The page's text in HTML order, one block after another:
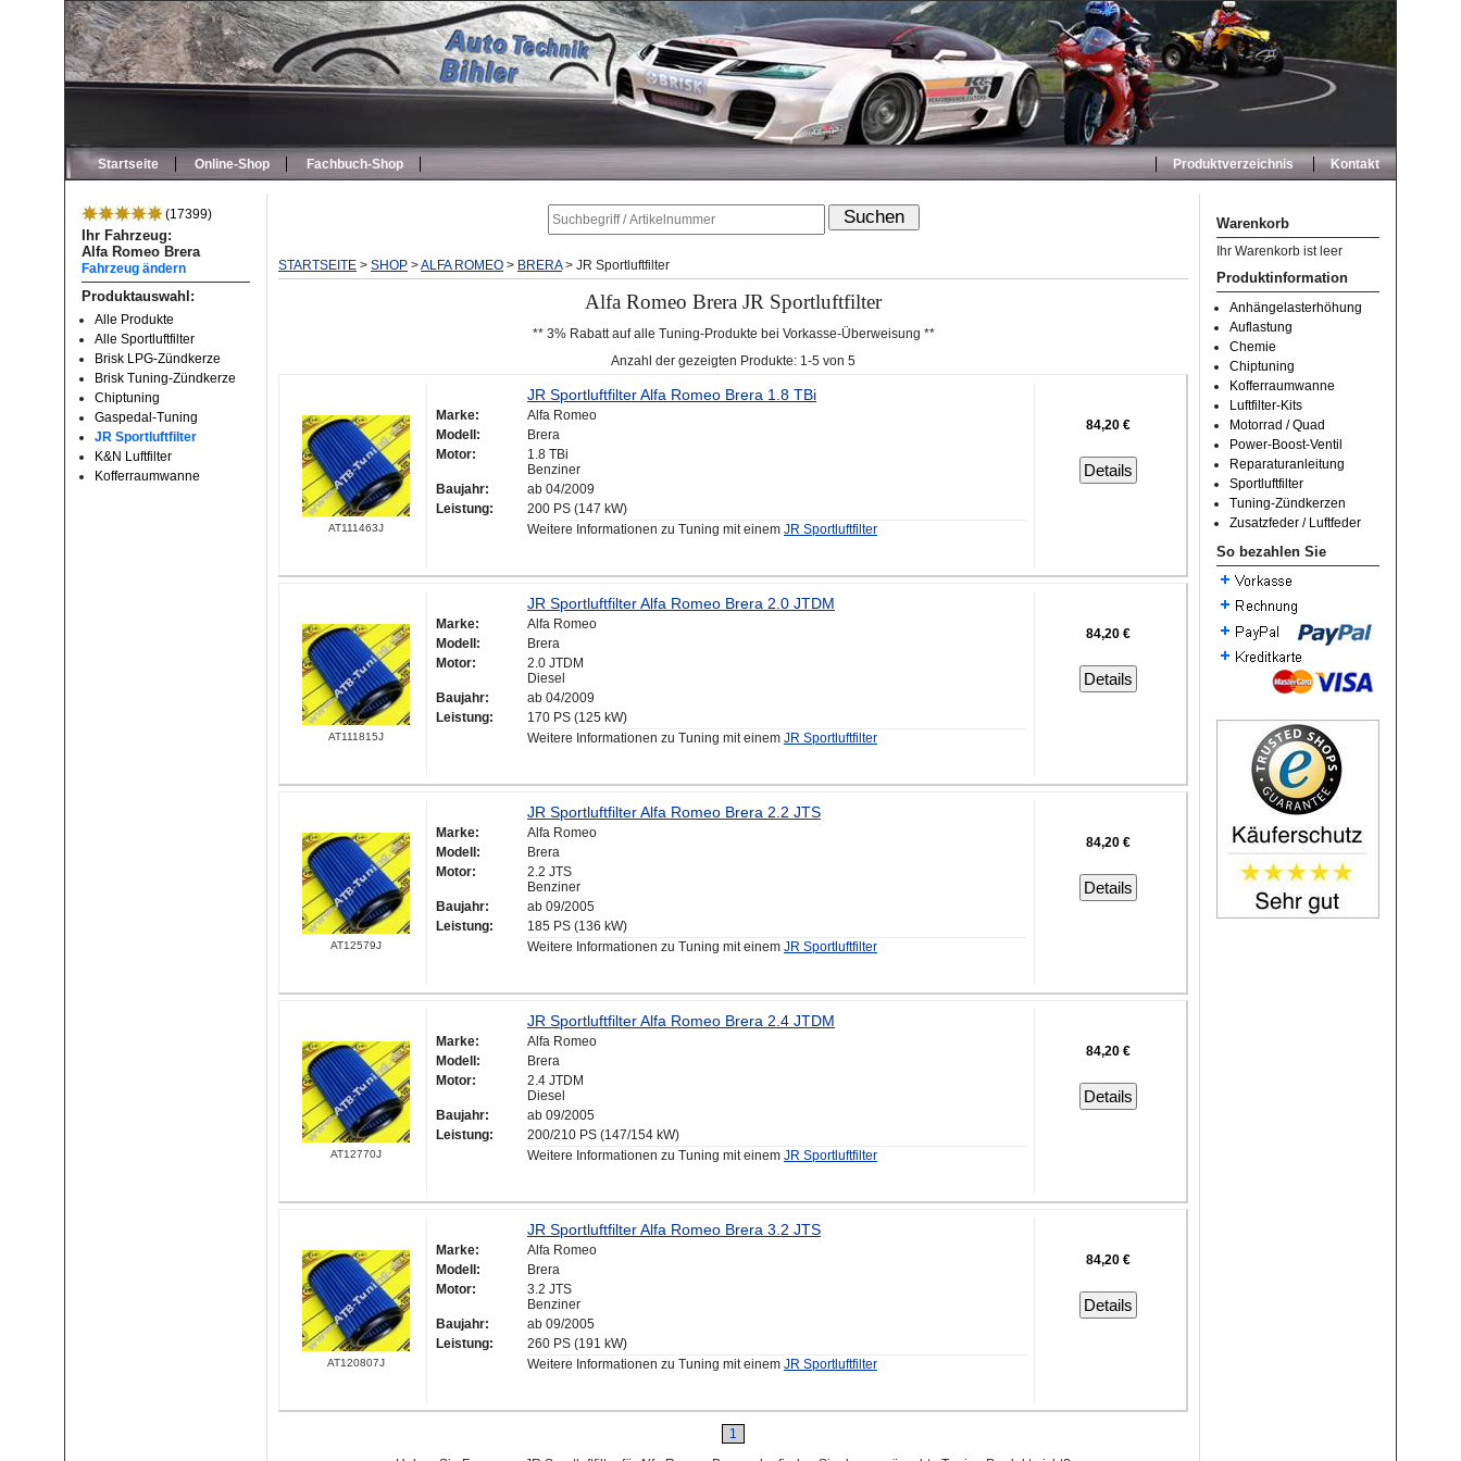
Startseite Online-Shop Fachbuch-Shop Produktverzeichnis Kontakt
(17399)
Ihr Fahrzeug:
Alfa Romeo Brera
Fahrzeug ändern
Produktauswahl:
Alle Produkte
Alle Sportluftfilter
Brisk LPG-Zündkerze
Brisk Tuning-Zündkerze
Chiptuning
Gaspedal-Tuning
JR Sportluftfilter
K&N Luftfilter
Kofferraumwanne
Warenkorb
Ihr Warenkorb ist leer
Produktinformation
Anhängelasterhöhung
Auflastung
Chemie
Chiptuning
Kofferraumwanne
Luftfilter-Kits
Motorrad / Quad
Power-Boost-Ventil
Reparaturanleitung
Sportluftfilter
Tuning-Zündkerzen
Zusatzfeder / Luftfeder
So bezahlen Sie
STARTSEITE > SHOP >ALFA ROMEO > BRERA > JR Sportluftfilter
Alfa Romeo Brera JR Sportluftfilter
** 3% Rabatt auf alle Tuning-Produkte bei Vorkasse-Überweisung **
Anzahl der gezeigten Produkte: 1-5 von 5
AT111463J
JR Sportluftfilter Alfa Romeo Brera 1.8 TBi
Marke:
Alfa Romeo
Modell:
Brera
Motor:
1.8 TBi
Benziner
Baujahr:
ab 04/2009
Leistung:
200 PS (147 kW)
Weitere Informationen zu Tuning mit einem JR Sportluftfilter
84,20 €
Details
AT111815J
JR Sportluftfilter Alfa Romeo Brera 2.0 JTDM
Marke:
Alfa Romeo
Modell:
Brera
Motor:
2.0 JTDM
Diesel
Baujahr:
ab 04/2009
Leistung:
170 PS (125 kW)
Weitere Informationen zu Tuning mit einem JR Sportluftfilter
84,20 €
Details
AT12579J
JR Sportluftfilter Alfa Romeo Brera 2.2 JTS
Marke:
Alfa Romeo
Modell:
Brera
Motor:
2.2 JTS
Benziner
Baujahr:
ab 09/2005
Leistung:
185 PS (136 kW)
Weitere Informationen zu Tuning mit einem JR Sportluftfilter
84,20 €
Details
AT12770J
JR Sportluftfilter Alfa Romeo Brera 2.4 JTDM
Marke:
Alfa Romeo
Modell:
Brera
Motor:
2.4 JTDM
Diesel
Baujahr:
ab 09/2005
Leistung:
200/210 PS (147/154 kW)
Weitere Informationen zu Tuning mit einem JR Sportluftfilter
84,20 €
Details
AT120807J
JR Sportluftfilter Alfa Romeo Brera 3.2 JTS
Marke:
Alfa Romeo
Modell:
Brera
Motor:
3.2 JTS
Benziner
Baujahr:
ab 09/2005
Leistung:
260 PS (191 kW)
Weitere Informationen zu Tuning mit einem JR Sportluftfilter
84,20 €
Details
1